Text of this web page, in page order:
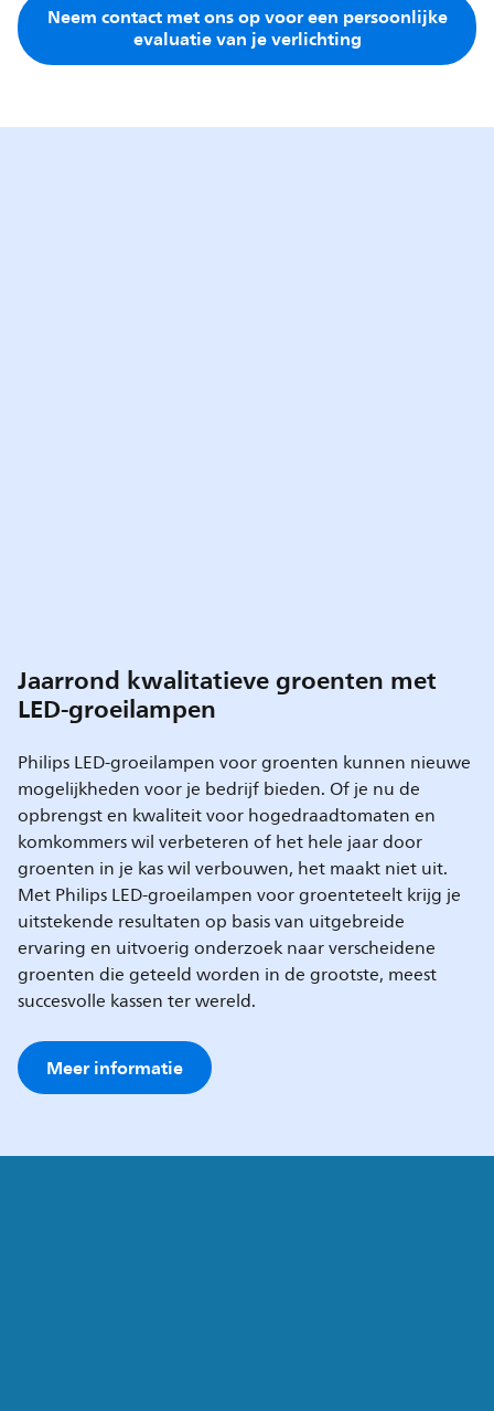
Neem contact met ons op voor een persoonlijke
evaluatie van je verlichting
Jaarrond kwalitatieve groenten met
LED-groeilampen
Philips LED-groeilampen voor groenten kunnen nieuwe
mogelijkheden voor je bedrijf bieden. Of je nu de
opbrengst en kwaliteit voor hogedraadtomaten en
komkommers wil verbeteren of het hele jaar door
groenten in je kas wil verbouwen, het maakt niet uit.
Met Philips LED-groeilampen voor groenteteelt krijg je
uitstekende resultaten op basis van uitgebreide
ervaring en uitvoerig onderzoek naar verscheidene
groenten die geteeld worden in de grootste, meest
succesvolle kassen ter wereld.
Meer informatie